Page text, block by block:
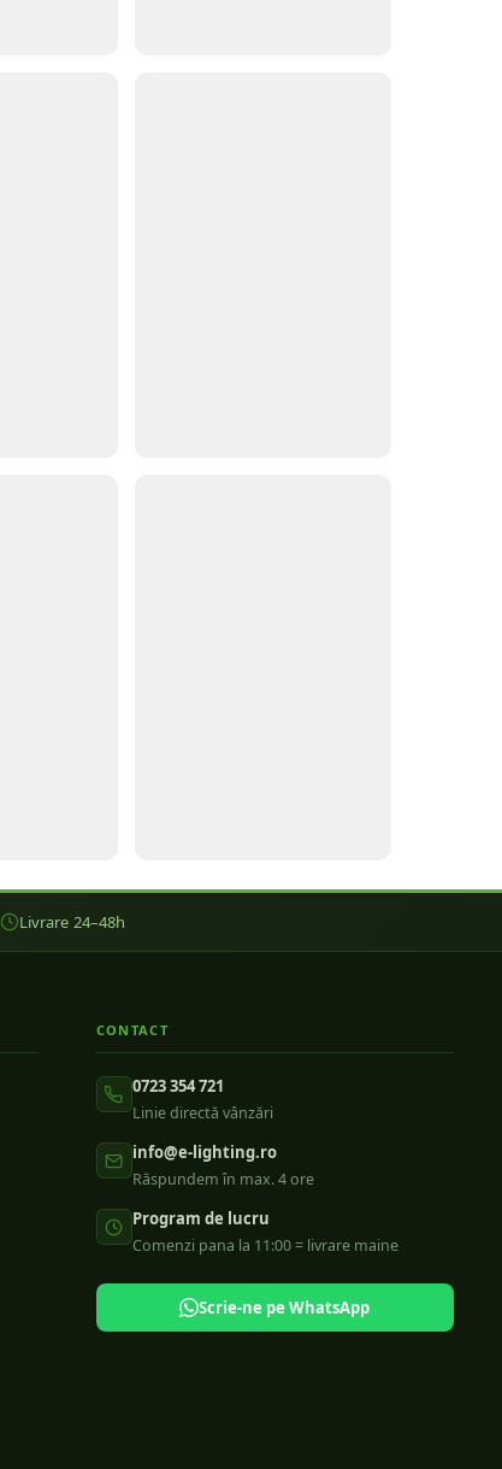
Livrare 24–48h
CONTACT
0723 354 721
Linie directă vânzări
info@e-lighting.ro
Răspundem în max. 4 ore
Program de lucru
Comenzi pana la 11:00 = livrare maine
Scrie-ne pe WhatsApp